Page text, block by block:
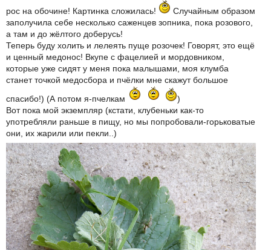
рос на обочине! Картинка сложилась!
Случайным образом
заполучила себе несколько саженцев зопника, пока розового,
а там и до жёлтого доберусь!
Теперь буду холить и лелеять пуще розочек! Говорят, это ещё
и ценный медонос! Вкупе с фацелией и мордовником,
которые уже сидят у меня пока малышами, моя клумба
станет точкой медосбора и пчёлки мне скажут большое
спасибо!) (А потом я-пчелкам
)
Вот пока мой экземпляр (кстати, клубеньки как-то
употребляли раньше в пищу, но мы попробовали-горьковатые
они, их жарили или пекли..)